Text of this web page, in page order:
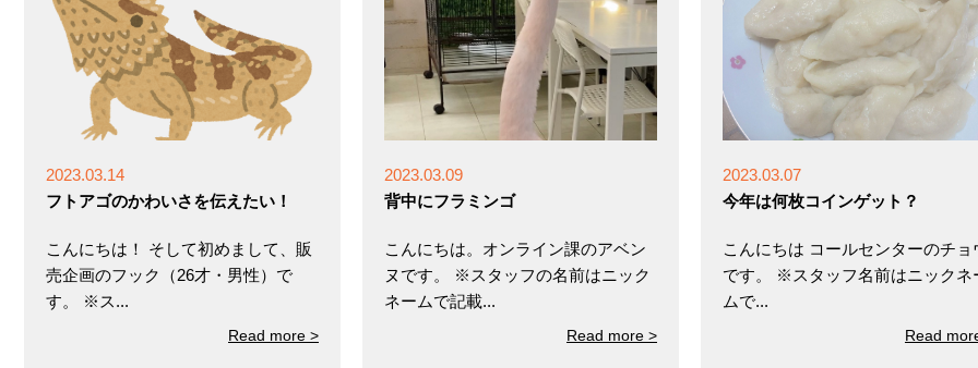
2023.03.14
フトアゴのかわいさを伝えたい！
こんにちは！ そして初めまして、販
売企画のフック（26才・男性）で
す。 ※ス...
Read more >
2023.03.09
背中にフラミンゴ
こんにちは。オンライン課のアベン
ヌです。 ※スタッフの名前はニック
ネームで記載...
Read more >
2023.03.07
今年は何枚コインゲット？
こんにちは コールセンターのチョ
です。 ※スタッフ名前はニックネ
ムで...
Read